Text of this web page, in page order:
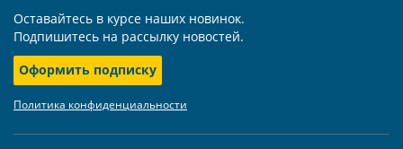
Оставайтесь в курсе наших новинок.
Подпишитесь на рассылку новостей.
Оформить подписку
Политика конфиденциальности